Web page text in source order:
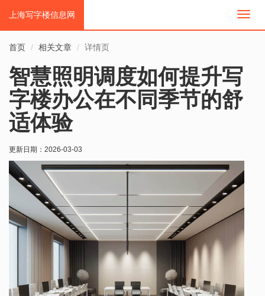
切
上海写字楼信息网
首页 相关文章 详情页
智慧照明调度如何提升写
字楼办公在不同季节的舒
适体验
更新日期： 2026-03-03